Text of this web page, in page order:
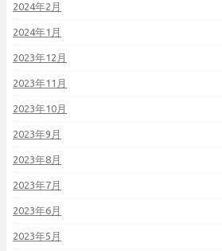
2024年2月
2024年1月
2023年12月
2023年11月
2023年10月
2023年9月
2023年8月
2023年7月
2023年6月
2023年5月